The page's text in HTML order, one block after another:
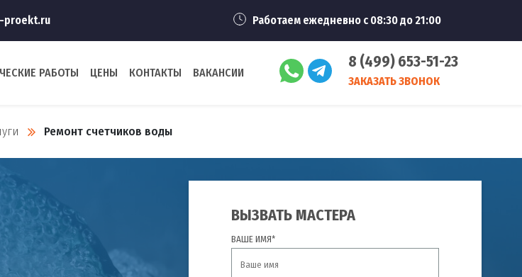
proekt.ru Работаем ежедневно с 08:30 до 21:00
РАБОТЫ ЦЕНЫ КОНТАКТЫ ВАКАНСИИ
8 (499) 653-51-23
ЗАКАЗАТЬ ЗВОНОК
Ремонт счетчиков воды
ВЫЗВАТЬ МАСТЕРА
ВАШЕ ИМЯ*